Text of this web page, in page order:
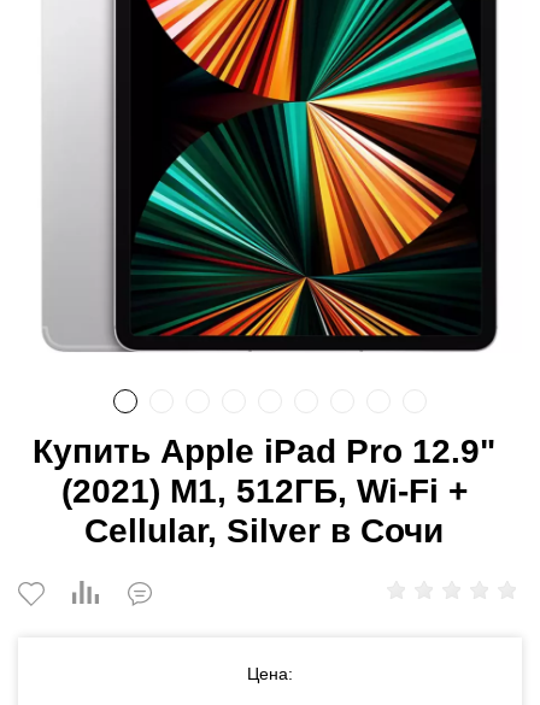
Купить Apple iPad Pro 12.9"
(2021) M1, 512ГБ, Wi-Fi +
Cellular, Silver в Сочи
Цена: